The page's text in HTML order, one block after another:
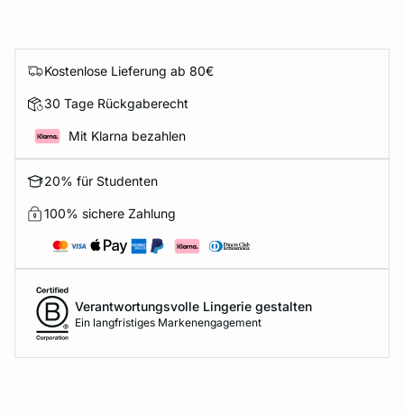
Kostenlose Lieferung ab 80€
30 Tage Rückgaberecht
Mit Klarna bezahlen
20% für Studenten
100% sichere Zahlung
Verantwortungsvolle Lingerie gestalten
Ein langfristiges Markenengagement